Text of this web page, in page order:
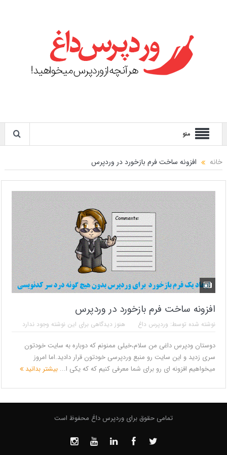
منو
خانه افزونه ساخت فرم بازخورد در وردپرس
افزونه ساخت فرم بازخورد در وردپرس
نوشته شده توسط: وردپرس داغ هنوز دیدگاهی برای این نوشته وجود ندارد
دوستان ودپرس داغی من سلام،خیلی ممنونم که دوباره به سایت خودتون
سری زدید و این سایت رو منبع وردپرسی خودتون قرار دادید.اما امروز
میخواهیم افزونه ای رو برای شما معرفی کنیم که که یکی ا... بیشتر بدانید
تمامی حقوق برای وردپرس داغ محفوظ است